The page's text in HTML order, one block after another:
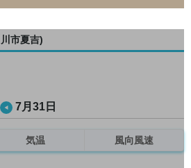
市夏吉)
7月31日
気温 風向風速